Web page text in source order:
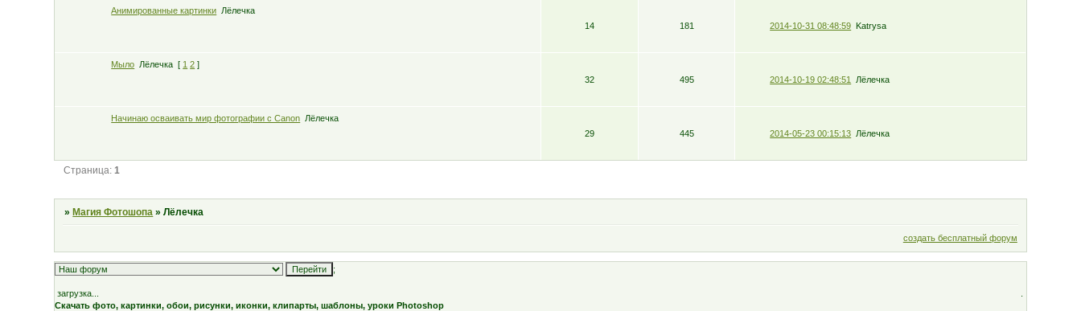
Анимированные картинки Лёлечка
14
181 2014-10-31 08:48:59 Katrysa
Мыло Лёлечка [ 1 2 ]
32
495 2014-10-19 02:48:51 Лёлечка
Начинаю осваивать мир фотографии с Canon Лёлечка
29
445 2014-05-23 00:15:13 Лёлечка
Страница: 1
» Магия Фотошопа »Лёлечка
создать бесплатный форум
;
загрузка...
Скачать фото, картинки, обои, рисунки, иконки, клипарты, шаблоны, уроки Photoshop